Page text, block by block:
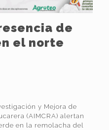
de
el norte
y Mejora de
(AIMCRA) alertan
en la remolacha del